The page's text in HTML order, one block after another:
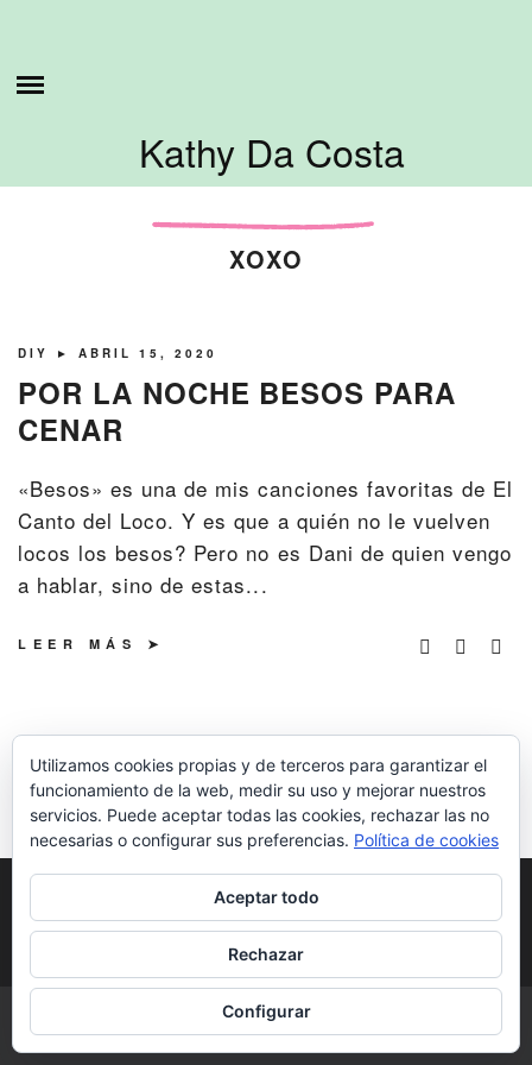
content
Kathy Da CostaTUTORIALES
XOXO
DIY ► ABRIL 15, 2020
POR LA NOCHE BESOS PARA
CENAR
«Besos» es una de mis canciones favoritas de El
Canto del Loco. Y es que a quién no le vuelven
locos los besos? Pero no es Dani de quien vengo
a hablar, sino de estas...
LEER MÁS
POLÍTICA DE COOKIES
DERECHOS DE AUTOR
COPYRIGHT © 2026 | ALL RIGHTS RESERVED |
THEME SHOP
Utilizamos cookies propias y de terceros para garantizar el
funcionamiento de la web, medir su uso y mejorar nuestros
servicios. Puede aceptar todas las cookies, rechazar las no
necesarias o configurar sus preferencias. Política de cookies
Aceptar todo
Rechazar
Configurar